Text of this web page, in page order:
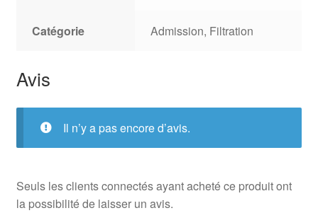
Catégorie Admission, Filtration
Avis
Il n’y a pas encore d’avis.
Seuls les clients connectés ayant acheté ce produit ont
la possibilité de laisser un avis.